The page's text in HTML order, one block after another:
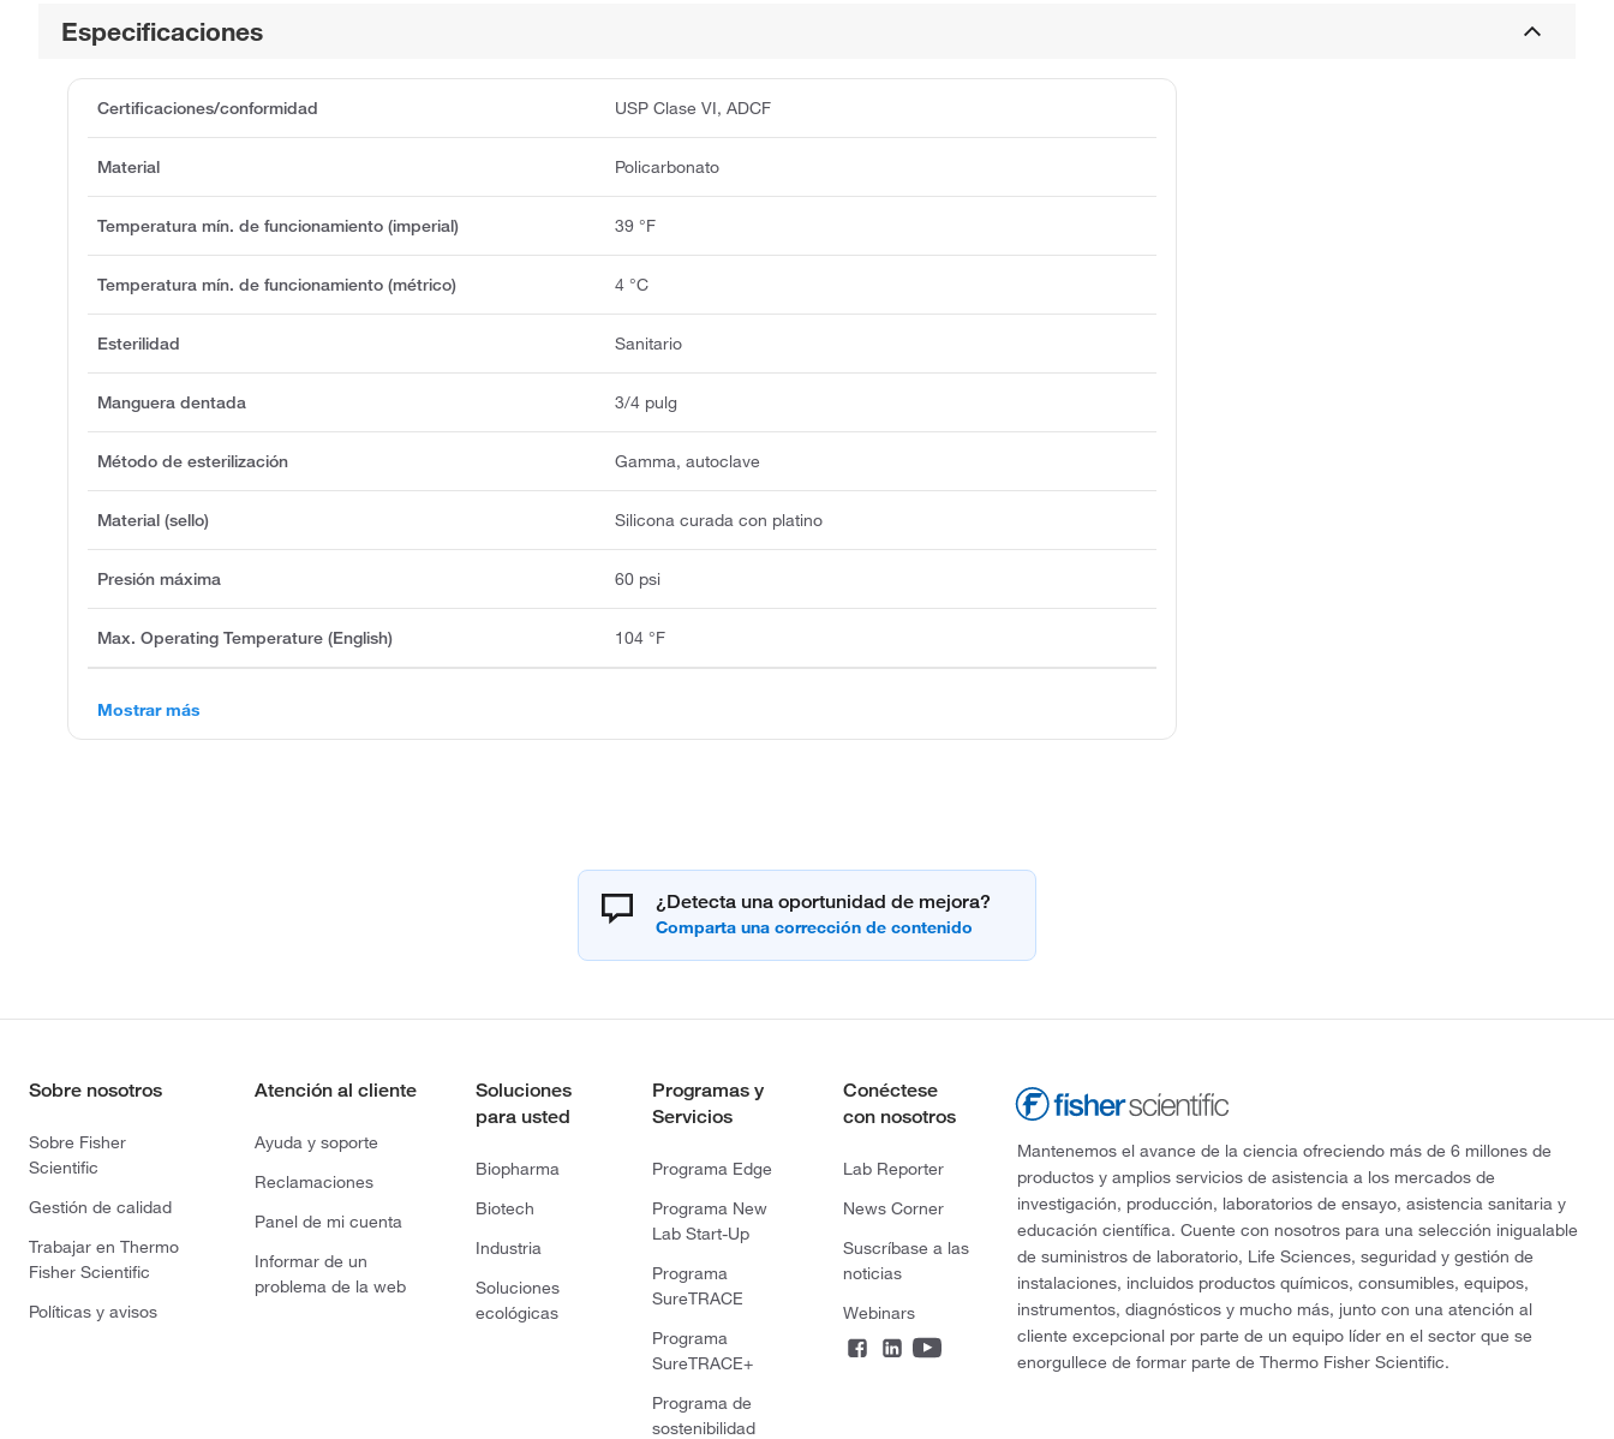
Especificaciones
Certificaciones/conformidad USP Clase VI, ADCF
Material Policarbonato
Temperatura mín. de funcionamiento (imperial) 39 °F
Temperatura mín. de funcionamiento (métrico) 4 °C
Esterilidad Sanitario
Manguera dentada 3/4 pulg
Método de esterilización Gamma, autoclave
Material (sello) Silicona curada con platino
Presión máxima 60 psi
Max. Operating Temperature (English) 104 °F
Mostrar más
¿Detecta una oportunidad de mejora?
Sobre nosotros
Sobre Fisher
Scientific
Gestión de calidad
Trabajar en Thermo
Fisher Scientific
Políticas y avisos
Atención al cliente
Ayuda y soporte
Reclamaciones
Panel de mi cuenta
Informar de un
problema de la web
Soluciones
para usted
Biopharma
Biotech
Industria
Soluciones
ecológicas
Programas y
Servicios
Programa Edge
Programa New
Lab Start-Up
Programa
SureTRACE
Programa
SureTRACE+
Programa de
sostenibilidad
Conéctese
con nosotros
Lab Reporter
News Corner
Suscríbase a las
noticias
Webinars
Mantenemos el avance de la ciencia ofreciendo más de 6 millones de
productos y amplios servicios de asistencia a los mercados de
investigación, producción, laboratorios de ensayo, asistencia sanitaria y
educación científica. Cuente con nosotros para una selección inigualable
de suministros de laboratorio, Life Sciences, seguridad y gestión de
instalaciones, incluidos productos químicos, consumibles, equipos,
instrumentos, diagnósticos y mucho más, junto con una atención al
cliente excepcional por parte de un equipo líder en el sector que se
enorgullece de formar parte de Thermo Fisher Scientific.